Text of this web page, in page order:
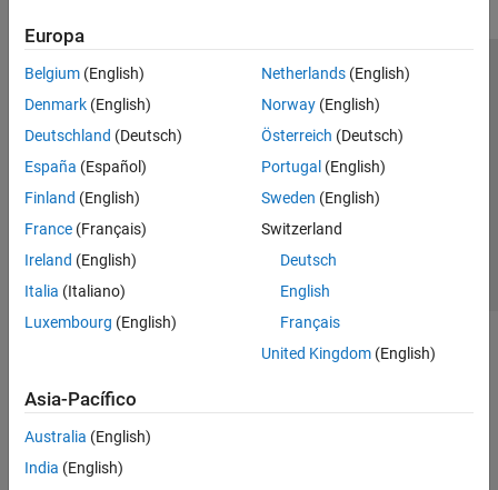
Europa
Belgium (English)
Denmark (English)
Deutschland (Deutsch)
España (Español)
Finland (English)
France (Français)
Ireland (English)
Italia (Italiano)
Luxembourg (English)
Netherlands(English)
Norway(English)
Österreich (Deutsch)
Portugal (English)
Sweden (English)
Switzerland
Deutsch
English
Français
United Kingdom(English)
Asia-Pacífico
Australia (English)
India (English)
Centro de confianza
Marcas comerciales
Política de privacidad
Antipiratería
Estado de las aplicaciones
Información de contacto
© 1994-2026 The MathWorks, Inc.